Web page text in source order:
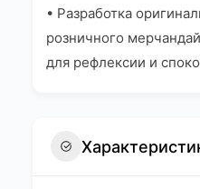
• Разработка
розничного
для рефлексии и